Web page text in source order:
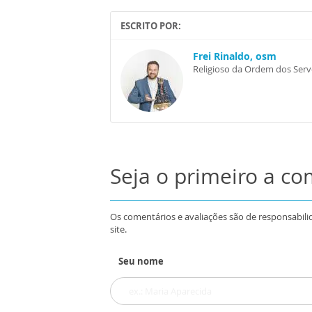
ESCRITO POR:
Frei Rinaldo, osm
Religioso da Ordem dos
Seja o primeiro a
Os comentários e avaliações são de
site.
Seu nome